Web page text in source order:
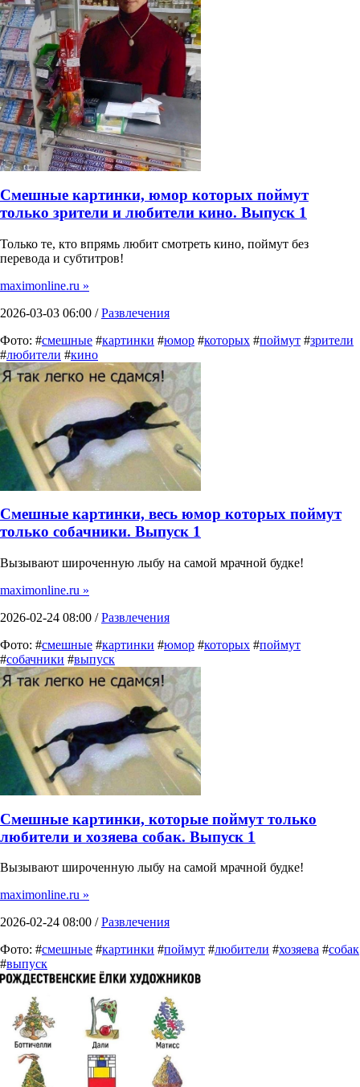
Смешные картинки, юмор которых поймут
только зрители и любители кино. Выпуск 1
Только те, кто впрямь любит смотреть кино, поймут без
перевода и субтитров!
maximonline.ru »
2026-03-03 06:00 /Развлечения
Фото: #смешные #картинки #юмор #которых #поймут #зрители
#любители #кино
Смешные картинки, весь юмор которых поймут
только собачники. Выпуск 1
Вызывают широченную лыбу на самой мрачной будке!
maximonline.ru »
2026-02-24 08:00 /Развлечения
Фото: #смешные #картинки #юмор #которых #поймут
#собачники #выпуск
Смешные картинки, которые поймут только
любители и хозяева собак. Выпуск 1
Вызывают широченную лыбу на самой мрачной будке!
maximonline.ru »
2026-02-24 08:00 /Развлечения
Фото: #смешные #картинки #поймут #любители #хозяева #собак
#выпуск